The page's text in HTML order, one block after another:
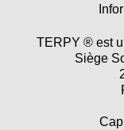
TERPY ® est
Siège